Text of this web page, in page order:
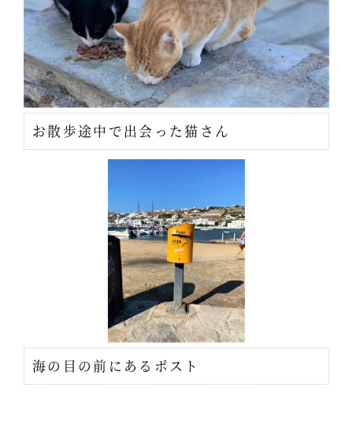
お散歩途中で出会った猫さん
海の目の前にあるポスト